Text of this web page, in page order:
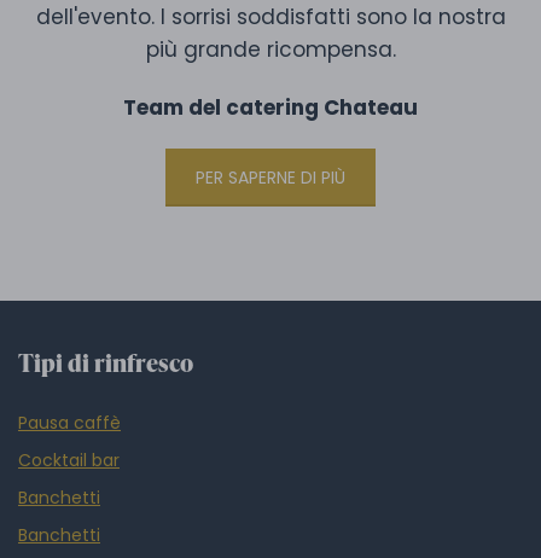
dell'evento. I sorrisi soddisfatti sono la nostra
più grande ricompensa.
Team del catering Chateau
PER SAPERNE DI PIÙ
Tipi di rinfresco
Pausa caffè
Cocktail bar
Banchetti
Banchetti